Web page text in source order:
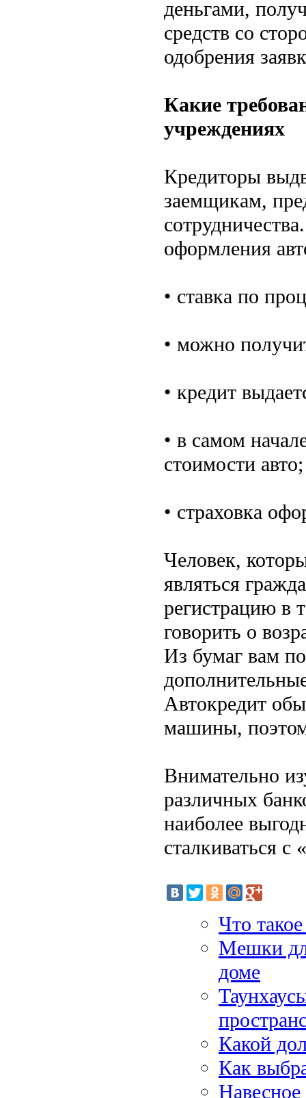
деньгами,
средств со
одобрения
Какие
учреждениях
Кредиторы
заемщикам,
оформления
• ставка по
• можно
• кредит
• в самом
стоимости авто;
• страховка
Человек,
являться
регистрацию в
говорить о
Из бумаг вам
Автокредит
машины,
Внимательно
различных
наиболее
сталкиваться
Что
Мешки
доме
Какой
Как
Навесное